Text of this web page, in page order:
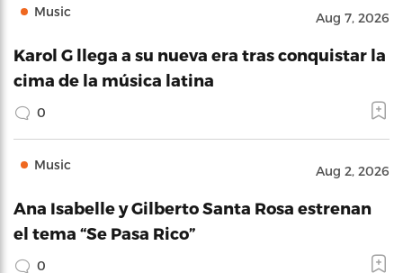
Music Aug 7, 2026
Karol G llega a su nueva era tras conquistar la
cima de la música latina
0
Music Aug 2, 2026
Ana Isabelle y Gilberto Santa Rosa estrenan
el tema “Se Pasa Rico”
0